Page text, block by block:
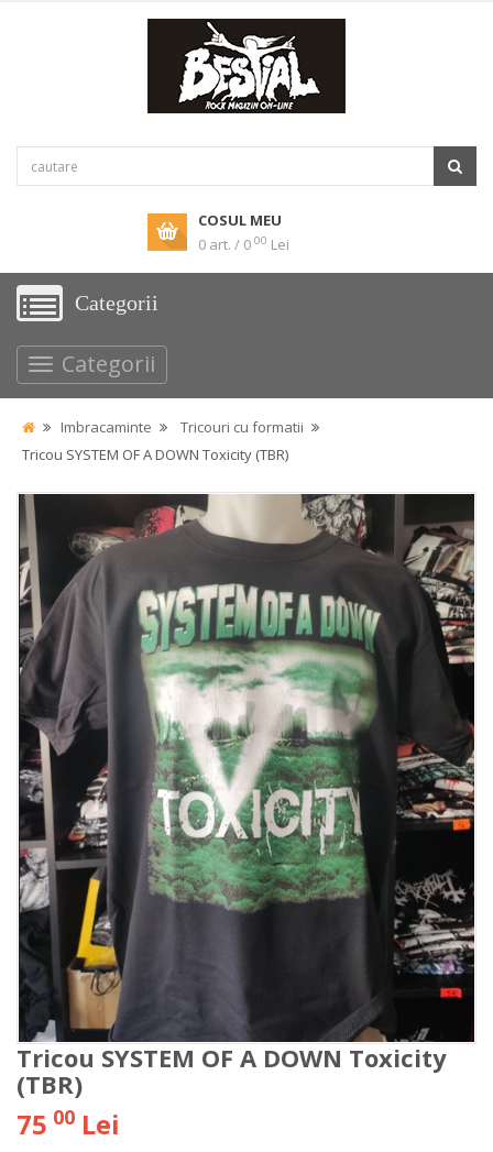
COSUL MEU
0 art. / 0 00 Lei
Categorii
Categorii
Imbracaminte
Tricouri cu formatii
Tricou SYSTEM OF A DOWN Toxicity (TBR)
Tricou SYSTEM OF A DOWN Toxicity
(TBR)
75 00 Lei